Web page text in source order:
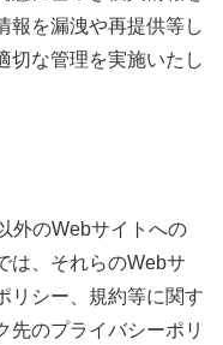
報を漏洩や再提供等し
切な管理を実施いたし
外のWebサイトへの
は、それらのWebサ
リシー、規約等に関す
先のプライバシーポリ